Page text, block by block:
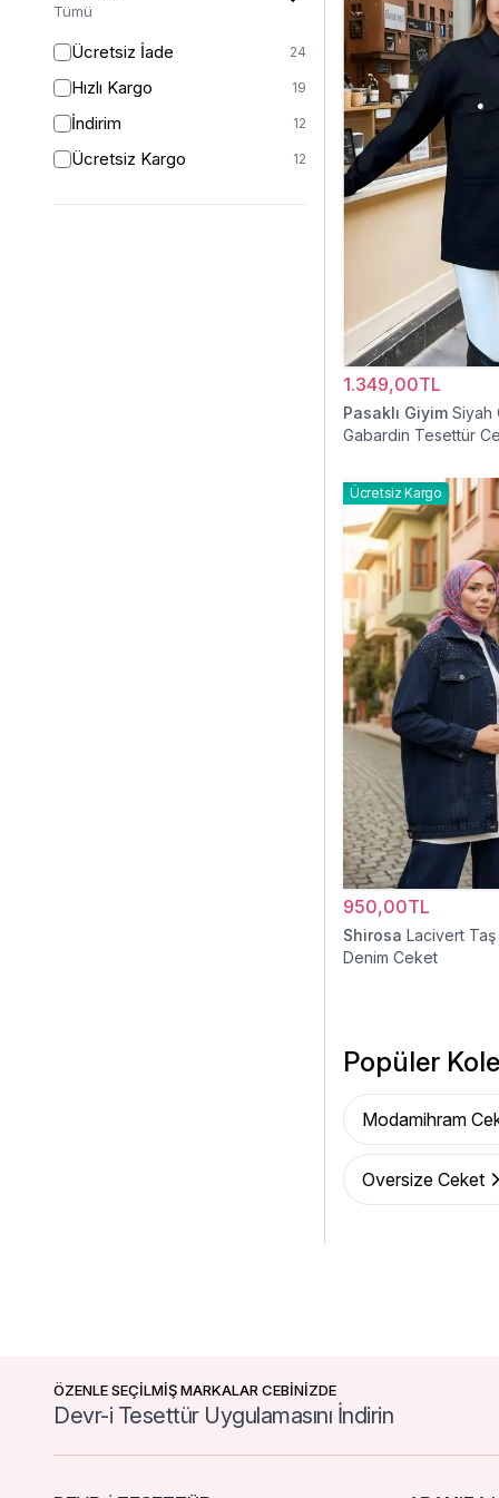
Tümü
Ücretsiz İade 24
Hızlı Kargo 19
İndirim 12
Ücretsiz Kargo 12
1.349,00TL
Pasaklı Giyim Siyah
Gabardin Tesettür
Ücretsiz Kargo
950,00TL
Shirosa Lacivert Taş
Denim Ceket
Popüler
Modamihram
Oversize Ceket
ÖZENLE SEÇİLMİŞ MARKALAR CEBİNİZDE
Devr-i Tesettür Uygulamasını İndirin